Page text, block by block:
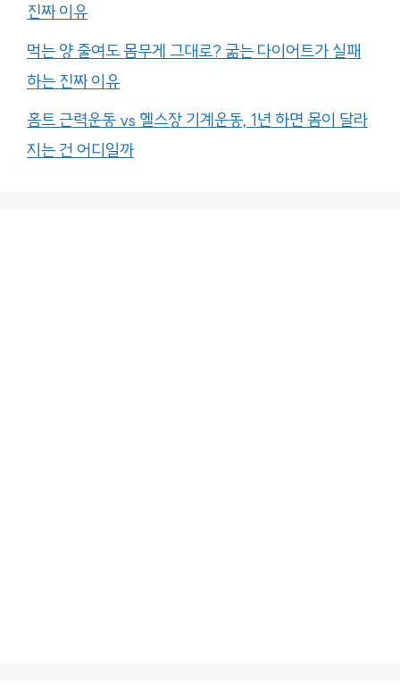
진짜 이유
먹는 양 줄여도 몸무게 그대로? 굶는 다이어트가 실패
하는 진짜 이유
홈트 근력운동 vs 헬스장 기계운동, 1년 하면 몸이 달라
지는 건 어디일까